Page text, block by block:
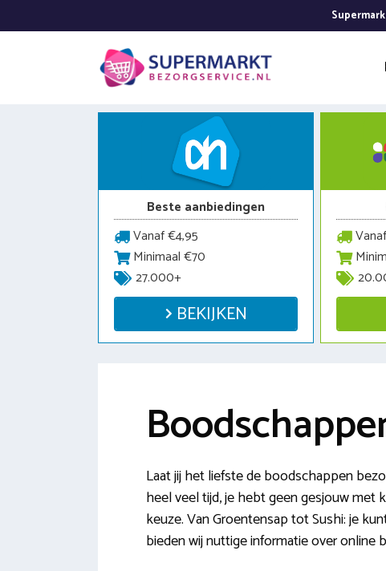
naar
Beste aanbiedingen
Vanaf €4,95
Minimaal €70
27.000+
BEKIJKEN
Laat jij het liefste de boodschappen
heel veel tijd, je hebt geen gesjouw met
keuze. Van Groentensap tot Sushi: je
bieden wij nuttige informatie over online